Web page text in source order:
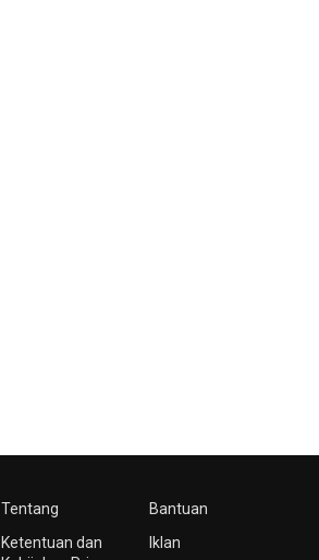
Tentang
Ketentuan dan
Bantuan
Iklan